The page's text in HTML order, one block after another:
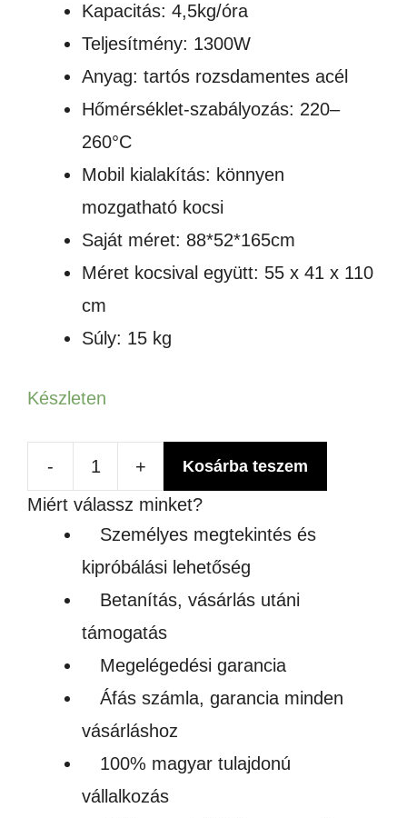
Kapacitás: 4,5kg/óra
Teljesítmény: 1300W
Anyag: tartós rozsdamentes acél
Hőmérséklet-szabályozás: 220–
260°C
Mobil kialakítás: könnyen
mozgatható kocsi
Saját méret: 88*52*165cm
Méret kocsival együtt: 55 x 41 x 110
cm
Súly: 15 kg
Készleten
-
popcorn
gép
kocsival
mennyiség
+ Kosárba teszem
Miért válassz minket?
Személyes megtekintés és
kipróbálási lehetőség
Betanítás, vásárlás utáni
támogatás
Megelégedési garancia
Áfás számla, garancia minden
vásárláshoz
100% magyar tulajdonú
vállalkozás